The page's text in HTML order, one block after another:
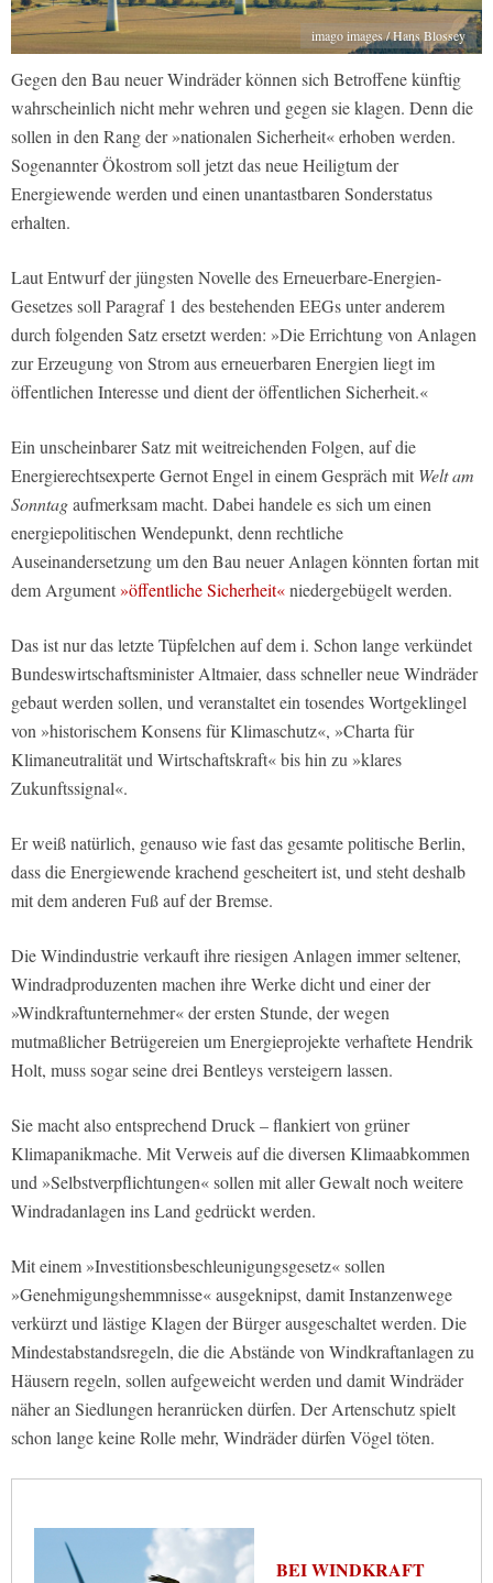
imago images / Hans Blossey
Gegen den Bau neuer Windräder können sich Betroffene künftig
wahrscheinlich nicht mehr wehren und gegen sie klagen. Denn die
sollen in den Rang der »nationalen Sicherheit« erhoben werden.
Sogenannter Ökostrom soll jetzt das neue Heiligtum der
Energiewende werden und einen unantastbaren Sonderstatus
erhalten.
Laut Entwurf der jüngsten Novelle des Erneuerbare-Energien-
Gesetzes soll Paragraf 1 des bestehenden EEGs unter anderem
durch folgenden Satz ersetzt werden: »Die Errichtung von Anlagen
zur Erzeugung von Strom aus erneuerbaren Energien liegt im
öffentlichen Interesse und dient der öffentlichen Sicherheit.«
Ein unscheinbarer Satz mit weitreichenden Folgen, auf die
Energierechtsexperte Gernot Engel in einem Gespräch mit Welt am
Sonntagaufmerksam macht. Dabei handele es sich um einen
energiepolitischen Wendepunkt, denn rechtliche
Auseinandersetzung um den Bau neuer Anlagen könnten fortan mit
dem Argument»öffentliche Sicherheit«niedergebügelt werden.
Das ist nur das letzte Tüpfelchen auf dem i. Schon lange verkündet
Bundeswirtschaftsminister Altmaier, dass schneller neue Windräder
gebaut werden sollen, und veranstaltet ein tosendes Wortgeklingel
von »historischem Konsens für Klimaschutz«, »Charta für
Klimaneutralität und Wirtschaftskraft« bis hin zu »klares
Zukunftssignal«.
Er weiß natürlich, genauso wie fast das gesamte politische Berlin,
dass die Energiewende krachend gescheitert ist, und steht deshalb
mit dem anderen Fuß auf der Bremse.
Die Windindustrie verkauft ihre riesigen Anlagen immer seltener,
Windradproduzenten machen ihre Werke dicht und einer der
»Windkraftunternehmer« der ersten Stunde, der wegen
mutmaßlicher Betrügereien um Energieprojekte verhaftete Hendrik
Holt, muss sogar seine drei Bentleys versteigern lassen.
Sie macht also entsprechend Druck – flankiert von grüner
Klimapanikmache. Mit Verweis auf die diversen Klimaabkommen
und »Selbstverpflichtungen« sollen mit aller Gewalt noch weitere
Windradanlagen ins Land gedrückt werden.
Mit einem »Investitionsbeschleunigungsgesetz« sollen
»Genehmigungshemmnisse« ausgeknipst, damit Instanzenwege
verkürzt und lästige Klagen der Bürger ausgeschaltet werden. Die
Mindestabstandsregeln, die die Abstände von Windkraftanlagen zu
Häusern regeln, sollen aufgeweicht werden und damit Windräder
näher an Siedlungen heranrücken dürfen. Der Artenschutz spielt
schon lange keine Rolle mehr, Windräder dürfen Vögel töten.
BEI WINDKRAFT